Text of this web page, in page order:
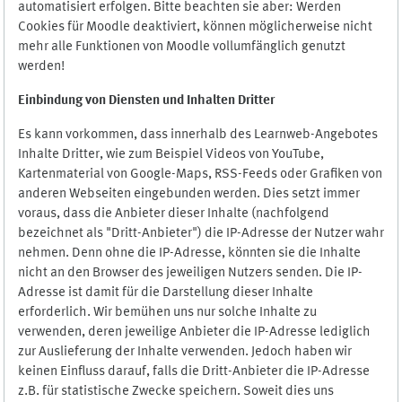
automatisiert erfolgen. Bitte beachten sie aber: Werden
Cookies für Moodle deaktiviert, können möglicherweise nicht
mehr alle Funktionen von Moodle vollumfänglich genutzt
werden!
Einbindung von Diensten und Inhalten Dritter
Es kann vorkommen, dass innerhalb des Learnweb-Angebotes
Inhalte Dritter, wie zum Beispiel Videos von YouTube,
Kartenmaterial von Google-Maps, RSS-Feeds oder Grafiken von
anderen Webseiten eingebunden werden. Dies setzt immer
voraus, dass die Anbieter dieser Inhalte (nachfolgend
bezeichnet als "Dritt-Anbieter") die IP-Adresse der Nutzer wahr
nehmen. Denn ohne die IP-Adresse, könnten sie die Inhalte
nicht an den Browser des jeweiligen Nutzers senden. Die IP-
Adresse ist damit für die Darstellung dieser Inhalte
erforderlich. Wir bemühen uns nur solche Inhalte zu
verwenden, deren jeweilige Anbieter die IP-Adresse lediglich
zur Auslieferung der Inhalte verwenden. Jedoch haben wir
keinen Einfluss darauf, falls die Dritt-Anbieter die IP-Adresse
z.B. für statistische Zwecke speichern. Soweit dies uns